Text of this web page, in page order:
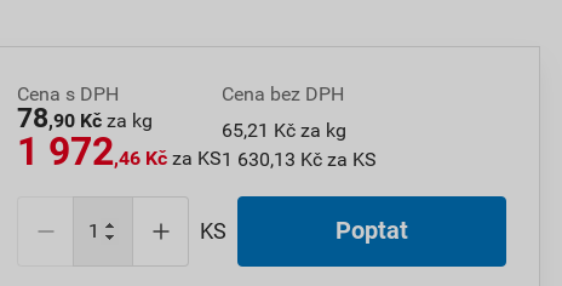
Cena s DPH
78,90 Kč za kg
1 972,46 Kč za KS
Cena bez DPH
65,21 Kč za kg
1 630,13 Kč za KS
KS Poptat